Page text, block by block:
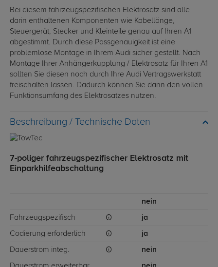
Bei diesem fahrzeugspezifischen Elektrosatz sind alle
darin enthaltenen Komponenten wie Kabellänge,
Steuergerät, Stecker und Kleinteile genau auf Ihren A1
abgestimmt. Durch diese Passgenauigkeit ist eine
problemlose Montage in Ihrem Audi sicher gestellt. Nach
Montage Ihrer Anhängerkupplung / Elektrosatz für Ihren A1
sollten Sie diesen noch durch Ihre Audi Vertragswerkstatt
freischalten lassen. Dadurch können Sie dann den vollen
Funktionsumfang des Elektrosatzes nutzen.
Technische Daten
7-poliger fahrzeugspezifischer Elektrosatz mit
Einparkhilfeabschaltung
nein
Fahrzeugspezifisch ja
Codierung erforderlich ja
Dauerstrom integ. nein